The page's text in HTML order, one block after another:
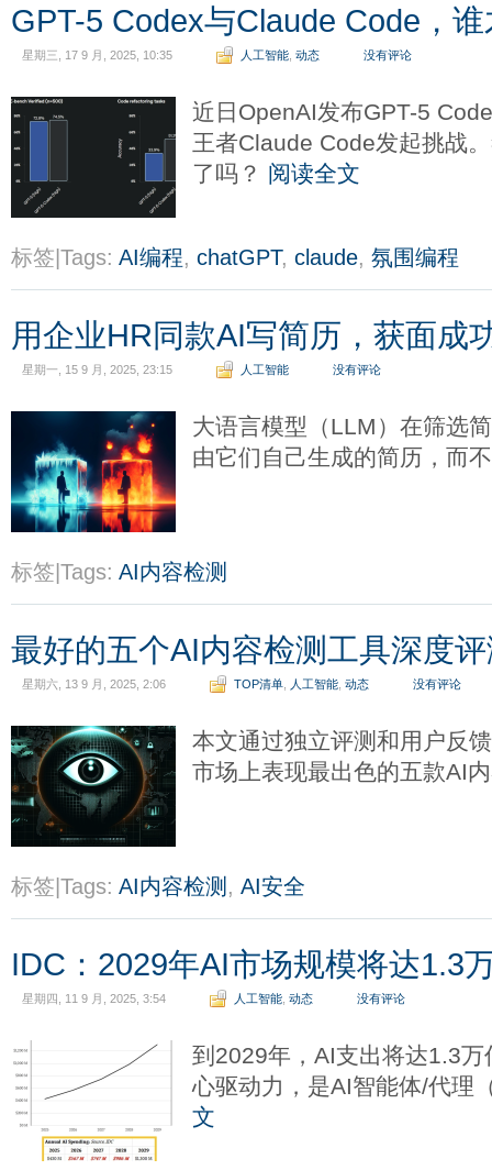
GPT-5 Codex与Claude Code，
星期三, 17 9 月, 2025, 10:35 人工智能 动态 没有评论
近日OpenAI发布GPT-5
王者Claude Code发起挑战
了吗？ 阅读全文
标签|Tags: AI编程, chatGPT, claude, 氛围编程
用企业HR同款AI写简历，获面成
星期一, 15 9 月, 2025, 23:15 人工智能 没有评论
大语言模型（LLM）在筛选
由它们自己生成的简历，而
标签|Tags: AI内容检测
最好的五个AI内容检测工具深度
星期六, 13 9 月, 2025, 2:06 TOP清单 人工智能 动态 没有评论
本文通过独立评测和用户反
市场上表现最出色的五款AI
标签|Tags: AI内容检测 , AI安全
IDC：2029年AI市场规模将达1.3
星期四, 11 9 月, 2025, 3:54 人工智能 动态 没有评论
到2029年，AI支出将达1.3
心驱动力，是AI智能体/代理
文